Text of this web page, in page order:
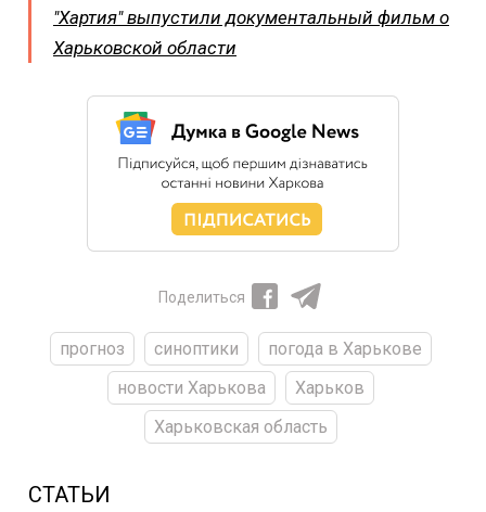
"Хартия" выпустили документальный фильм о
Харьковской области
Поделиться
прогноз синоптики
погода в Харькове
новости Харькова
Харьков
Харьковская область
СТАТЬИ